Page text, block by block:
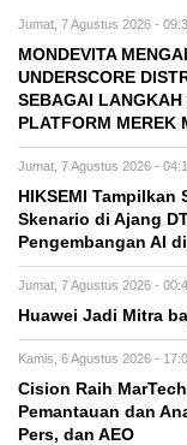
Jumat, 7 Agustus 2026 -
MONDEVITA
UNDERSCORE
SEBAGAI LANGKAH
PLATFORM MEREK
Jumat, 7 Agustus 2026 -
HIKSEMI
Skenario di Ajang
Pengembangan AI
Jumat, 7 Agustus 2026 -
Huawei Jadi Mitra
Kamis, 6 Agustus 2026 -
Cision Raih
Pemantauan dan
Pers, dan AEO